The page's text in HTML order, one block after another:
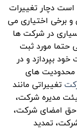
دچار تغییرات
و برخی اختیاری می
در شرکت ها
حتما مورد ثبت
بپردازد و در
محدودیت های
تغییراتی مانند
مدیره شرکت،
حق امضای شرکت،
تمدید